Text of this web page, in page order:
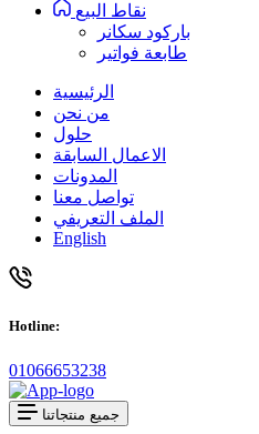
نقاط البيع
باركود سكانر
طابعة فواتير
الرئيسية
من نحن
حلول
الاعمال السابقة
المدونات
تواصل معنا
الملف التعريفي
English
Hotline:
01066653238
جميع منتجاتنا